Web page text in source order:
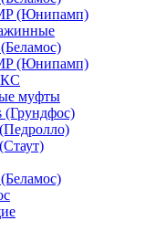
(Юнипамп)
(Юнипамп)
муфты
(Грундфос)